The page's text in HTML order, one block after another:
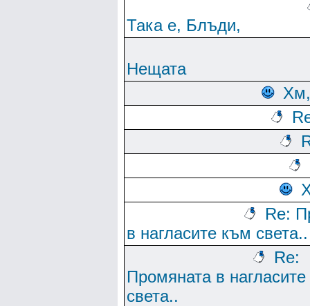
Така е, Блъди,
Нещата
Хм,
Re:
в нагласите към света..
Re:
Промяната в
света..